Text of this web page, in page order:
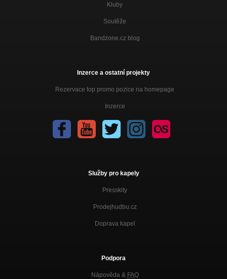
Kluby
Soutěže
Bandzone.cz blog
Inzerce a ostatní projekty
Rezervace top promo pozice na homepage
Inzerce
Služby pro kapely
Presskity
Prodejhudbu.cz
Doprava kapel
Podpora
Nápověda & FAQ